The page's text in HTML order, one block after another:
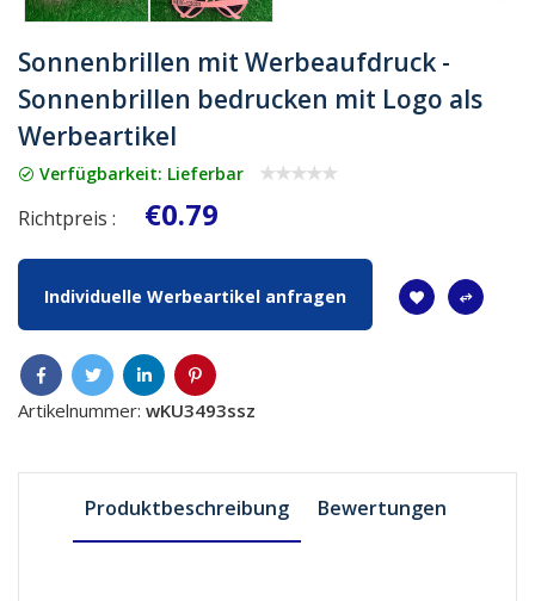
Sonnenbrillen mit Werbeaufdruck -
Sonnenbrillen bedrucken mit Logo als
Werbeartikel
Verfügbarkeit: Lieferbar
Richtpreis : €0.79
Individuelle Werbeartikel anfragen
Artikelnummer: wKU3493ssz
Produktbeschreibung Bewertungen